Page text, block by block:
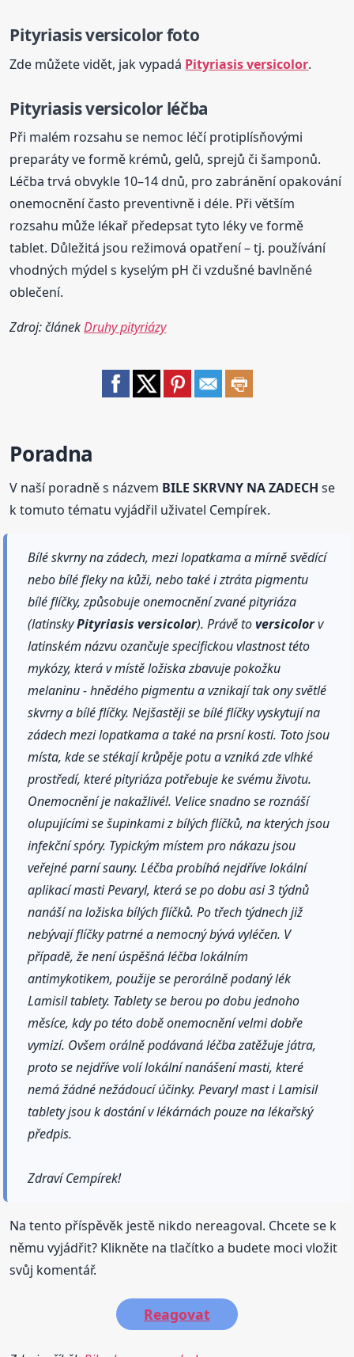
Pityriasisversicolorfoto
Zde můžete vidět, jak vypadá Pityriasis versicolor.
Pityriasisversicolorléčba
Při malém rozsahu se nemoc léčí protiplísňovými
preparáty ve formě krémů, gelů, sprejů či šamponů.
Léčba trvá obvykle 10–14 dnů, pro zabránění opakování
onemocnění často preventivně i déle. Při větším
rozsahu může lékař předepsat tyto léky ve formě
tablet. Důležitá jsou režimová opatření – tj. používání
vhodných mýdel s kyselým pH či vzdušné bavlněné
oblečení.
Zdroj: článekDruhy pityriázy
Poradna
V naší poradně s názvem BILE SKRVNY NA ZADECH se
k tomuto tématu vyjádřil uživatel Cempírek.
Bílé skvrny na zádech, mezi lopatkama a mírně svědící
nebo bílé fleky na kůži, nebo také i ztráta pigmentu
bílé flíčky, způsobuje onemocnění zvané pityriáza
(latinskyPityriasis versicolor). Právě toversicolorv
latinském názvu ozančuje specifickou vlastnost této
mykózy, která v místě ložiska zbavuje pokožku
melaninu - hnědého pigmentu a vznikají tak ony světlé
skvrny a bílé flíčky. Nejšastěji se bílé flíčky vyskytují na
zádech mezi lopatkama a také na prsní kosti. Toto jsou
místa, kde se stékají krůpěje potu a vzniká zde vlhké
prostředí, které pityriáza potřebuje ke svému životu.
Onemocnění je nakažlivé!. Velice snadno se roznáší
olupujícími se šupinkami z bílých flíčků, na kterých jsou
infekční spóry. Typickým místem pro nákazu jsou
veřejné parní sauny. Léčba probíhá nejdříve lokální
aplikací masti Pevaryl, která se po dobu asi 3 týdnů
nanáší na ložiska bílých flíčků. Po třech týdnech již
nebývají flíčky patrné a nemocný bývá vyléčen. V
případě, že není úspěšná léčba lokálním
antimykotikem, použije se perorálně podaný lék
Lamisil tablety. Tablety se berou po dobu jednoho
měsíce, kdy po této době onemocnění velmi dobře
vymizí. Ovšem orálně podávaná léčba zatěžuje játra,
proto se nejdříve volí lokální nanášení masti, které
nemá žádné nežádoucí účinky. Pevaryl mast i Lamisil
tablety jsou k dostání v lékárnách pouze na lékařský
předpis.
Zdraví Cempírek!
Na tento příspěvěk jestě nikdo nereagoval. Chcete se k
němu vyjádřit? Klikněte na tlačítko a budete moci vložit
svůj komentář.
Reagovat